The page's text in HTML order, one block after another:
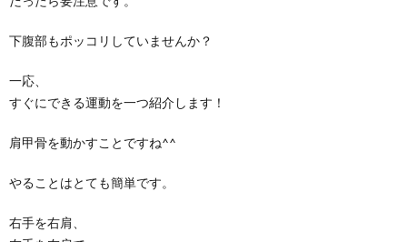
下腹部もポッコリしていませんか？
一応、
すぐにできる運動を一つ紹介します！
肩甲骨を動かすことですね^^
やることはとても簡単です。
右手を右肩、